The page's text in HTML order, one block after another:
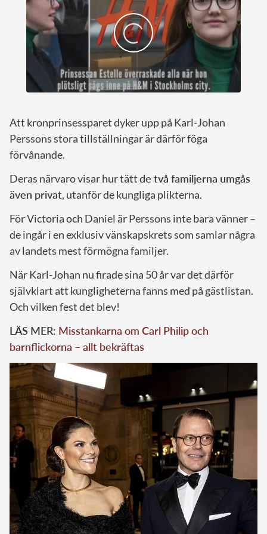
Att kronprinsessparet dyker upp på Karl-Johan
Perssons stora tillställningar är därför föga
förvånande.
Deras närvaro visar hur tättde två familjerna umgås
även privat, utanför de kungliga plikterna.
För Victoria och Daniel är Perssons inte bara vänner –
de ingår i en exklusiv vänskapskrets som samlar några
av landets mest förmögna familjer.
När Karl-Johan nu firade sina 50 år var det därför
självklart att kungligheterna fanns med på gästlistan.
Och vilken fest det blev!
LÄS MER: Misstankarna om Carl Philip och
barnflickorna – allt bekräftas